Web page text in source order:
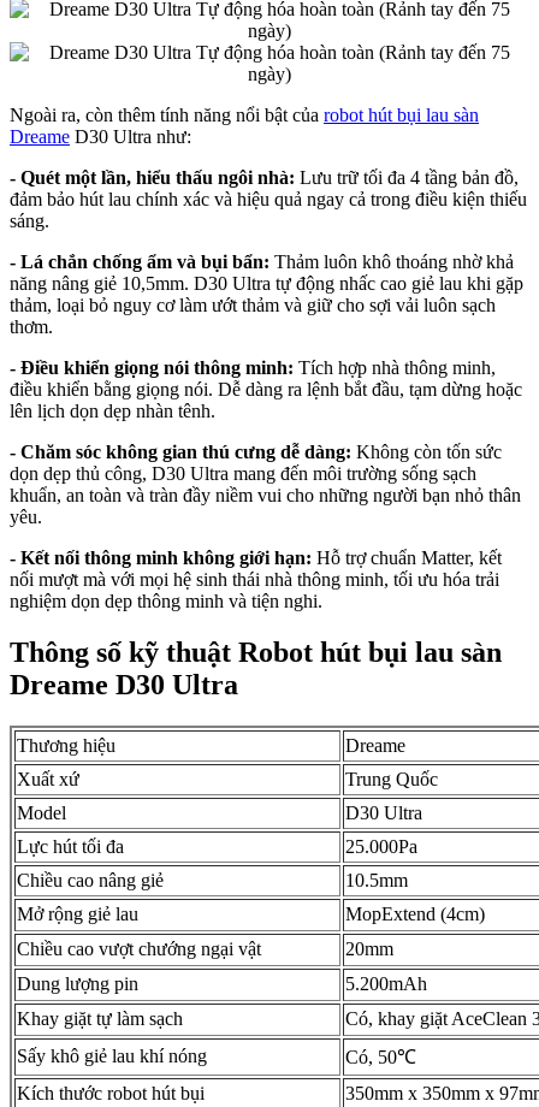
Ngoài ra, còn thêm tính năng nổi bật của robot hút bụi lau sàn
Dreame D30 Ultra như:
- Quét một lần, hiểu thấu ngôi nhà: Lưu trữ tối đa 4 tầng bản đồ,
đảm bảo hút lau chính xác và hiệu quả ngay cả trong điều kiện thiếu
sáng.
- Lá chắn chống ẩm và bụi bẩn: Thảm luôn khô thoáng nhờ khả
năng nâng giẻ 10,5mm. D30 Ultra tự động nhấc cao giẻ lau khi gặp
thảm, loại bỏ nguy cơ làm ướt thảm và giữ cho sợi vải luôn sạch
thơm.
- Điều khiển giọng nói thông minh: Tích hợp nhà thông minh,
điều khiển bằng giọng nói. Dễ dàng ra lệnh bắt đầu, tạm dừng hoặc
lên lịch dọn dẹp nhàn tênh.
- Chăm sóc không gian thú cưng dễ dàng: Không còn tốn sức
dọn dẹp thủ công, D30 Ultra mang đến môi trường sống sạch
khuẩn, an toàn và tràn đầy niềm vui cho những người bạn nhỏ thân
yêu.
- Kết nối thông minh không giới hạn: Hỗ trợ chuẩn Matter, kết
nối mượt mà với mọi hệ sinh thái nhà thông minh, tối ưu hóa trải
nghiệm dọn dẹp thông minh và tiện nghi.
Thông số kỹ thuật Robot hút bụi lau sàn
Dreame D30 Ultra
Thương hiệu
Dreame
Xuất xứ
Trung Quốc
Model
D30 Ultra
Lực hút tối đa
25.000Pa
Chiều cao nâng giẻ
10.5mm
Mở rộng giẻ lau
MopExtend (4cm)
Chiều cao vượt chướng ngại vật
20mm
Dung lượng pin
5.200mAh
Khay giặt tự làm sạch
Có, khay giặt AceClean
Sấy khô giẻ lau khí nóng
Có, 50℃
Kích thước robot hút bụi
350mm x 350mm x